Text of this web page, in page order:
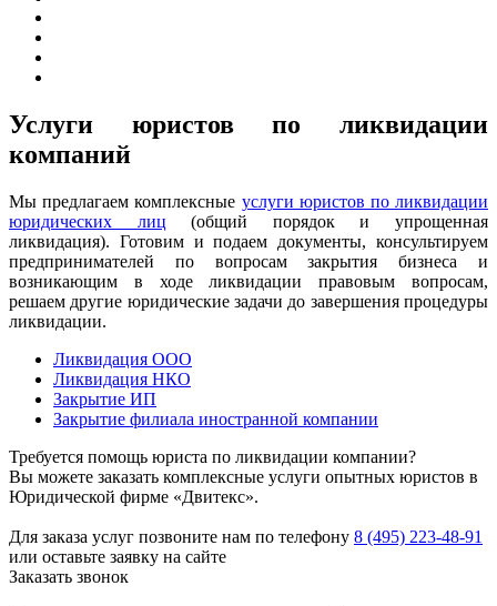
Услуги юристов по ликвидации
компаний
Мы предлагаем комплексные услуги юристов по ликвидации
юридических лиц (общий порядок и упрощенная
ликвидация). Готовим и подаем документы, консультируем
предпринимателей по вопросам закрытия бизнеса и
возникающим в ходе ликвидации правовым вопросам,
решаем другие юридические задачи до завершения процедуры
ликвидации.
Ликвидация ООО
Ликвидация НКО
Закрытие ИП
Закрытие филиала иностранной компании
Требуется помощь юриста по ликвидации компании?
Вы можете заказать комплексные услуги опытных юристов в
Юридической фирме «Двитекс».
Для заказа услуг позвоните нам по телефону 8 (495) 223-48-91
или оставьте заявку на сайте
Заказать звонок